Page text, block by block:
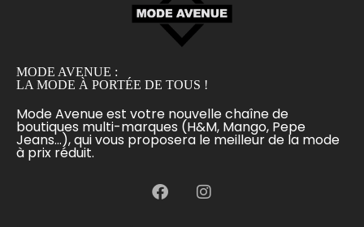
MODE AVENUE :
LA MODE À PORTÉE DE TOUS !
Mode Avenue est votre nouvelle chaîne de
boutiques multi-marques (H&M, Mango, Pepe
Jeans...), qui vous proposera le meilleur de la mode
à prix réduit.